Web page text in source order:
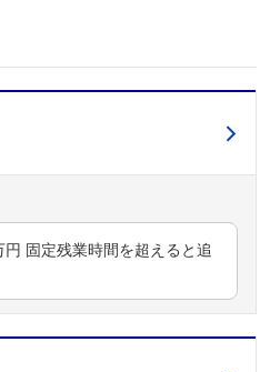
固定残業時間を超えると追